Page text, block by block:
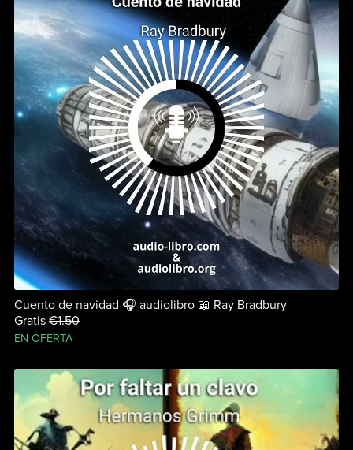
Cuento de navidad 🎧 audiolibro 📖 Ray Bradbury
Gratis €1.50
EN OFERTA